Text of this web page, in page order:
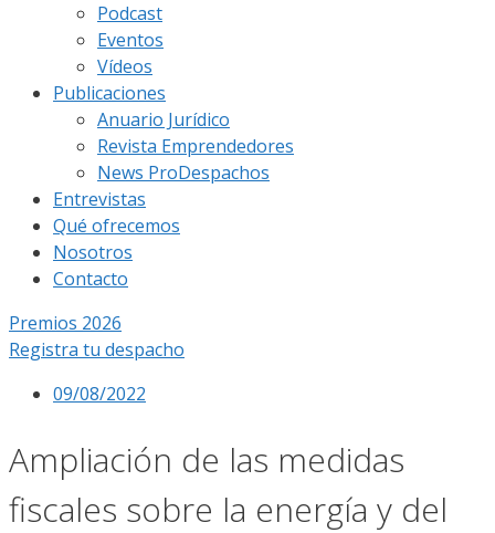
Podcast
Eventos
Vídeos
Publicaciones
Anuario Jurídico
Revista Emprendedores
News ProDespachos
Entrevistas
Qué ofrecemos
Nosotros
Contacto
Premios 2026
Registra tu despacho
09/08/2022
Ampliación de las medidas
fiscales sobre la energía y del